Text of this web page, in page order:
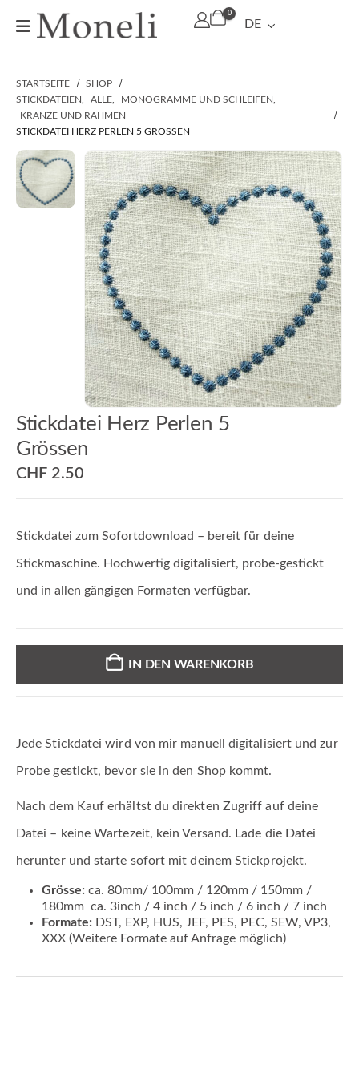
0
DE
STARTSEITE
SHOP
STICKDATEIEN
ALLE MONOGRAMME UND SCHLEIFEN
KRÄNZE UND RAHMEN
STICKDATEI HERZ PERLEN 5 GRÖSSEN
Stickdatei Herz Perlen 5
Grössen
CHF 2.50
Stickdatei zum Sofortdownload – bereit für deine
Stickmaschine. Hochwertig digitalisiert, probe-gestickt
und in allen gängigen Formaten verfügbar.
IN DEN WARENKORB
Jede Stickdatei wird von mir manuell digitalisiert und zur
Probe gestickt, bevor sie in den Shop kommt.
Nach dem Kauf erhältst du direkten Zugriff auf deine
Datei – keine Wartezeit, kein Versand. Lade die Datei
herunter und starte sofort mit deinem Stickprojekt.
Grösse: ca. 80mm/ 100mm / 120mm / 150mm /
180mm ca. 3inch / 4 inch / 5 inch / 6 inch / 7 inch
Formate: DST, EXP, HUS, JEF, PES, PEC, SEW, VP3,
XXX (Weitere Formate auf Anfrage möglich)